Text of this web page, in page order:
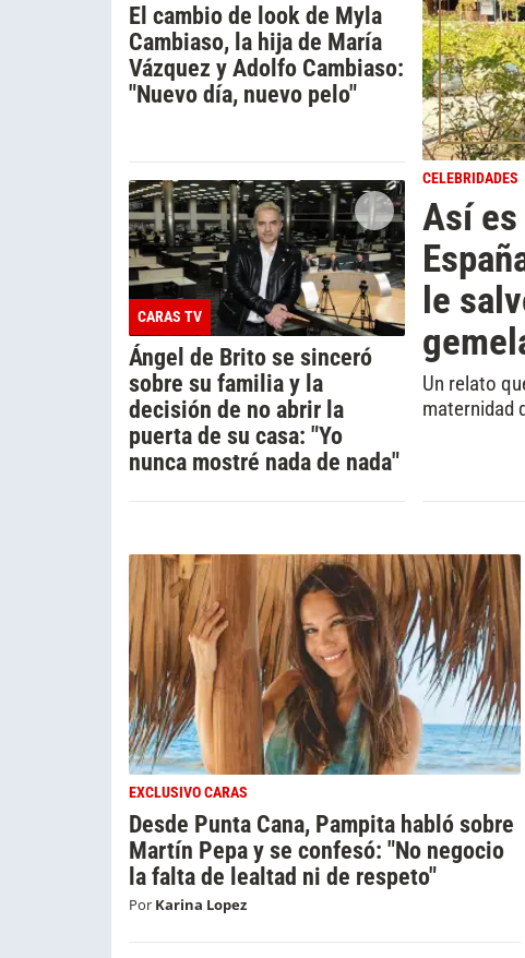
CELEBRIDADES
Así
le
Un relato
maternidad
El cambio de look de Myla
Cambiaso, la hija de María
Vázquez y Adolfo Cambiaso:
"Nuevo día, nuevo pelo"
CARAS TV
Ángel de Brito se sinceró
sobre su familia y la
decisión de no abrir la
puerta de su casa: "Yo
nunca mostré nada de nada"
EXCLUSIVO CARAS
Desde Punta Cana, Pampita habló sobre
Martín Pepa y se confesó: "No negocio
la falta de lealtad ni de respeto"
Por Karina Lopez